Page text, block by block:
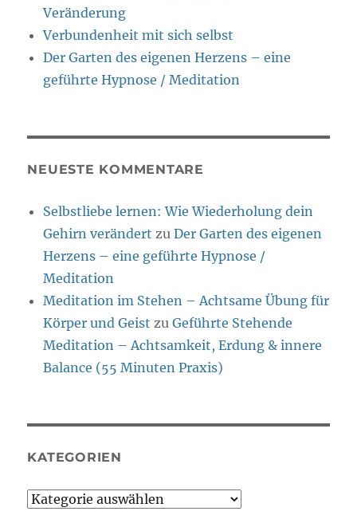
Veränderung
Verbundenheit mit sich selbst
Der Garten des eigenen Herzens – eine
geführte Hypnose / Meditation
NEUESTE KOMMENTARE
Selbstliebe lernen: Wie Wiederholung dein
Gehirn verändert zuDer Garten des eigenen
Herzens – eine geführte Hypnose /
Meditation
Meditation im Stehen – Achtsame Übung für
Körper und Geist zuGeführte Stehende
Meditation – Achtsamkeit, Erdung & innere
Balance (55 Minuten Praxis)
KATEGORIEN
Kategorien